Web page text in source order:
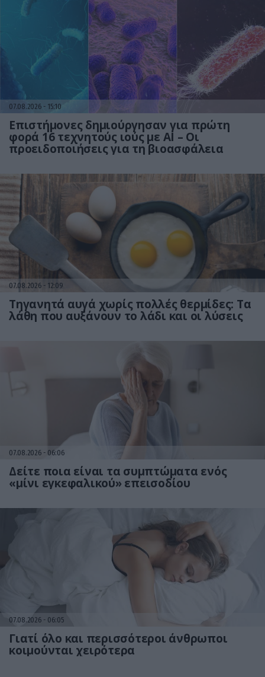
07.08.2026 15:10
Επιστήμονες δημιούργησαν για πρώτη
φορά 16 τεχνητούς ιούς με AI – Οι
προειδοποιήσεις για τη βιοασφάλεια
07.08.2026 12:09
Τηγανητά αυγά χωρίς πολλές θερμίδες: Τα
λάθη που αυξάνουν το λάδι και οι λύσεις
07.08.2026 06:06
Δείτε ποια είναι τα συμπτώματα ενός
«μίνι εγκεφαλικού» επεισοδίου
07.08.2026 06:05
Γιατί όλο και περισσότεροι άνθρωποι
κοιμούνται χειρότερα